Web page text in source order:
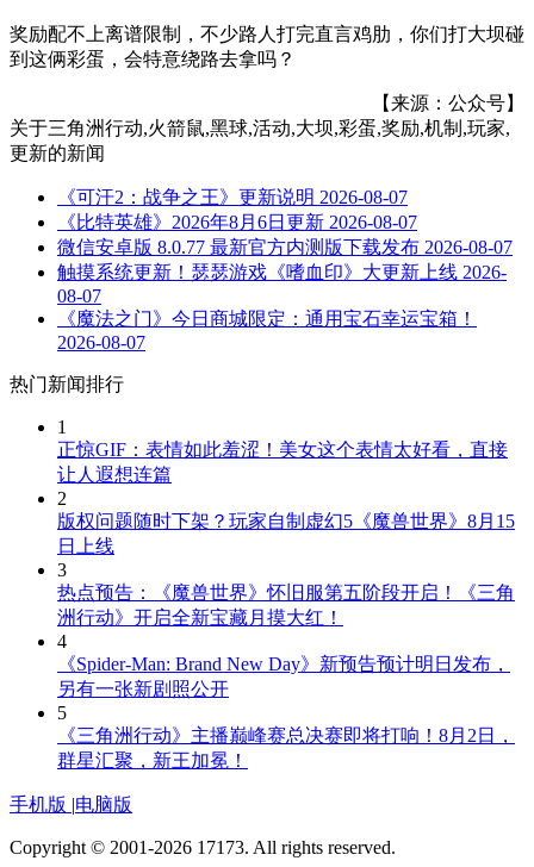
奖励配不上离谱限制，不少路人打完直言鸡肋，你们打大坝碰
到这俩彩蛋，会特意绕路去拿吗？
【来源：公众号】
关于三角洲行动,火箭鼠,黑球,活动,大坝,彩蛋,奖励,机制,玩家,
更新的新闻
《可汗2：战争之王》更新说明 2026-08-07
《比特英雄》2026年8月6日更新 2026-08-07
微信安卓版 8.0.77 最新官方内测版下载发布 2026-08-07
触摸系统更新！瑟瑟游戏《嗜血印》大更新上线 2026-
08-07
《魔法之门》今日商城限定：通用宝石幸运宝箱！
2026-08-07
热门新闻排行
1
正惊GIF：表情如此羞涩！美女这个表情太好看，直接
让人遐想连篇
2
版权问题随时下架？玩家自制虚幻5《魔兽世界》8月15
日上线
3
热点预告：《魔兽世界》怀旧服第五阶段开启！《三角
洲行动》开启全新宝藏月摸大红！
4
《Spider-Man: Brand New Day》新预告预计明日发布，
另有一张新剧照公开
5
《三角洲行动》主播巅峰赛总决赛即将打响！8月2日，
群星汇聚，新王加冕！
手机版 |电脑版
Copyright © 2001-2026 17173. All rights reserved.